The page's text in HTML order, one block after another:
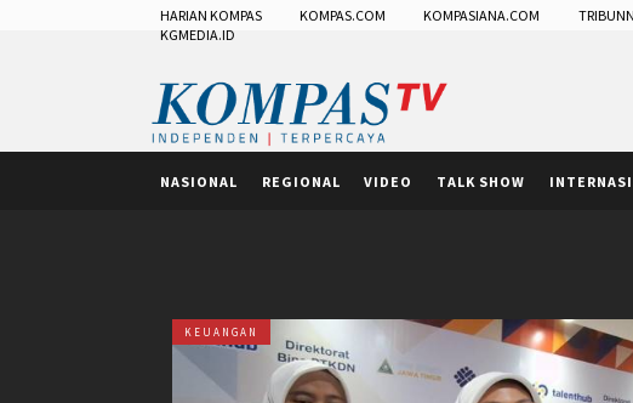
HARIAN KOMPAS KOMPAS.COM KOMPASIANA.COM
KGMEDIA.ID
NASIONAL REGIONAL VIDEO TALK SHOW
KEUANGAN